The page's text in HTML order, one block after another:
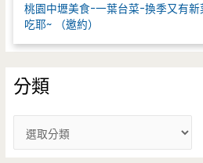
桃園中壢美食-一葉台菜-換季又有
吃耶~ （邀約）
分類
類